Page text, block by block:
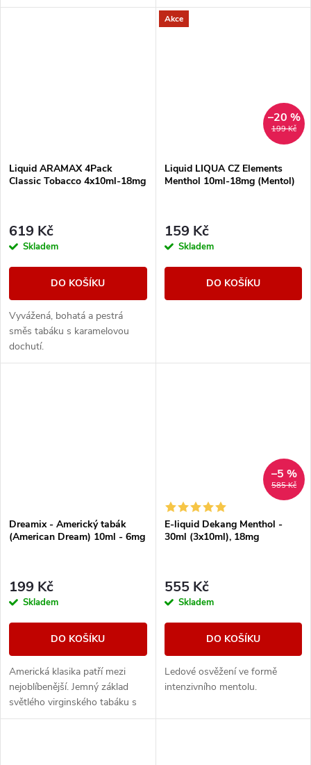
Liquid ARAMAX 4Pack
Classic Tobacco 4x10ml-18mg
619 Kč
Skladem
DO KOŠÍKU
Vyvážená, bohatá a pestrá
směs tabáku s karamelovou
dochutí.
Akce
199 Kč
–20 %
Liquid LIQUA CZ Elements
Menthol 10ml-18mg (Mentol)
159 Kč
Skladem
DO KOŠÍKU
Dreamix - Americký tabák
(American Dream) 10ml - 6mg
199 Kč
Skladem
DO KOŠÍKU
Americká klasika patří mezi
nejoblíbenější. Jemný základ
světlého virginského tabáku s
sebou nese nenápadné lehce
585 Kč
–5 %
E-liquid Dekang Menthol -
30ml (3x10ml), 18mg
555 Kč
Skladem
DO KOŠÍKU
Ledové osvěžení ve formě
intenzivního mentolu.